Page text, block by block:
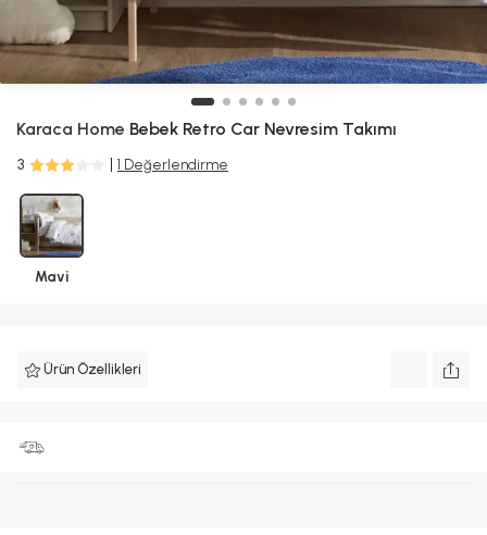
Karaca Home Bebek Retro Car Nevresim Takımı
3 1 Değerlendirme
Mavi
Ürün Özellikleri